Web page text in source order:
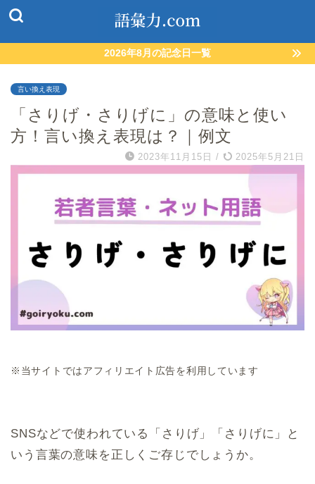
2026年8月の記念日一覧
言い換え表現
「さりげ・さりげに」の意味と使い
方！言い換え表現は？｜例文
2023年11月15日 / 2025年5月21日
※当サイトではアフィリエイト広告を利用しています
SNSなどで使われている「さりげ」「さりげに」と
いう言葉の意味を正しくご存じでしょうか。